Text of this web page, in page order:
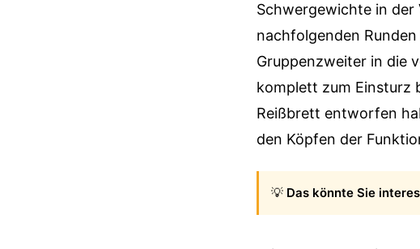
Schwergewichte in
nachfolgenden
Gruppenzweiter in die
komplett zum Einsturz
Reißbrett entworfen
den Köpfen der
💡 Das könnte Sie